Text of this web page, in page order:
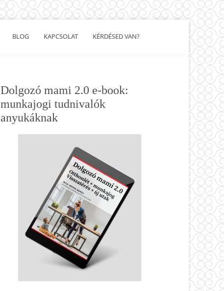
BLOG KAPCSOLAT KÉRDÉSED VAN?
Elsődleges
oldalsáv
Dolgozó mami 2.0 e-book:
munkajogi tudnivalók
anyukáknak